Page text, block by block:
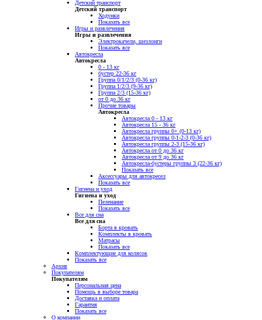
Детский транспорт
Детский транспорт
Ходунки
Показать все
Игры и развлечения
Игры и развлечения
Электрокачели, шезлонги
Показать все
Автокресла
Автокресла
0 - 13 кг
бустер 22-36 кг
Группа 0/1/2/3 (0-36 кг)
Группа 1/2/3 (9-36 кг)
Группа 2/3 (15-36 кг)
от 0 до 36 кг
Прочие товары
Автокресла
Автокресла 0 - 13 кг
Автокресла 15 - 36 кг
Автокресла группы 0+ (0-13 кг)
Автокресла группы 0-1-2-3 (0-36 кг)
Автокресла группы 2-3 (15-36 кг)
Автокресла от 0 до 36 кг
Автокресла от 9 до 36 кг
Автокресла-бустеры группы 3 (22-36 кг)
Показать все
Аксессуары для автокресел
Показать все
Гигиена и уход
Гигиена и уход
Пеленание
Показать все
Все для сна
Все для сна
Борта в кровать
Комплекты в кровать
Матрасы
Показать все
Комплектующие для колясок
Показать все
Архив
Покупателям
Покупателям
Персональная цена
Помощь в выборе товара
Доставка и оплата
Гарантия
Показать все
О компании